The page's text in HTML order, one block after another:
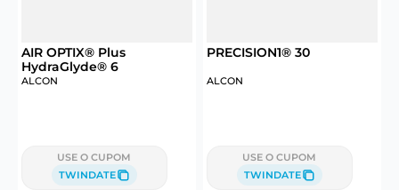
AIR OPTIX® Plus
HydraGlyde® 6
ALCON
USE O CUPOM
TWINDATE
PRECISION1® 30
ALCON
USE O CUPOM
TWINDATE